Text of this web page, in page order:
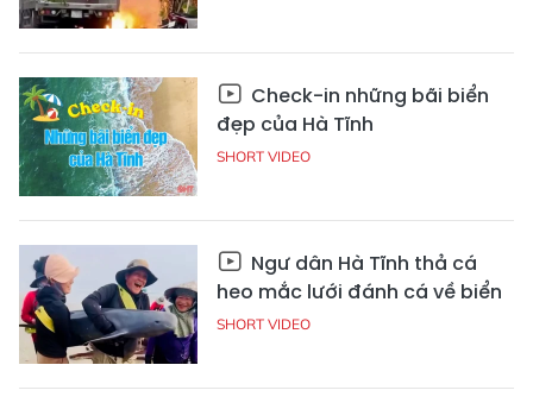
Check-in những bãi biển
đẹp của Hà Tĩnh
SHORT VIDEO
Ngư dân Hà Tĩnh thả cá
heo mắc lưới đánh cá về biển
SHORT VIDEO